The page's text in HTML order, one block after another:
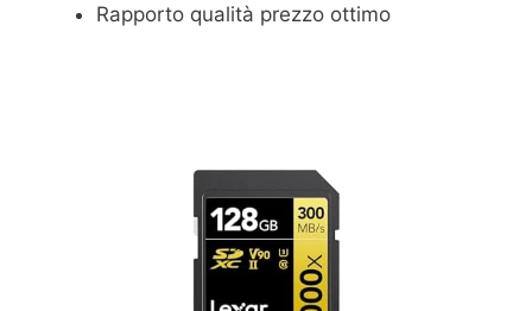
Rapporto qualità prezzo ottimo